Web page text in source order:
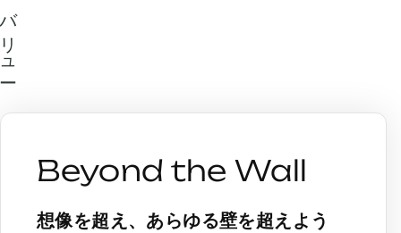
ー
Beyond the Wall
想像を超え、あらゆる壁を超えよう